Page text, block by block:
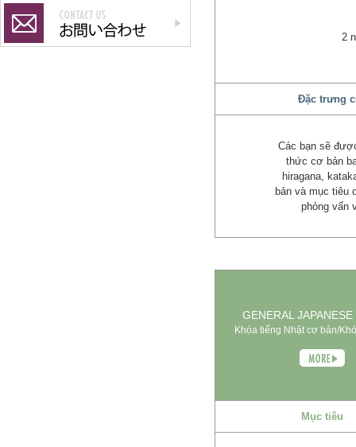
2
Đặc trưng
Các bạn sẽ
thức cơ bản
hiragana,
bản và mục tiêu
phỏng vấn
GENERAL
Khóa tiếng Nhật cơ bản/
Mục tiêu